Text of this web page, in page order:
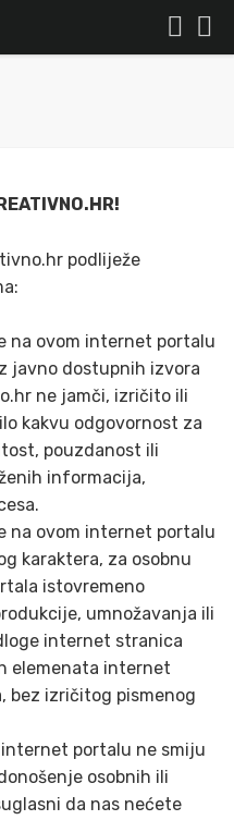
podliježe
na ovom internet portalu
javno dostupnih izvora
ne jamči, izričito ili
kakvu odgovornost za
pouzdanost ili
informacija,
na ovom internet portalu
karaktera, za osobnu
istovremeno
umnožavanja ili
internet stranica
elemenata internet
bez izričitog pismenog
portalu ne smiju
osobnih ili
da nas nećete